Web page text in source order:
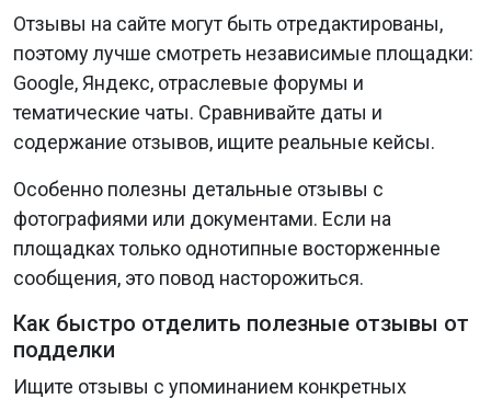
Отзывы на сайте могут быть отредактированы,
поэтому лучше смотреть независимые площадки:
Google, Яндекс, отраслевые форумы и
тематические чаты. Сравнивайте даты и
содержание отзывов, ищите реальные кейсы.
Особенно полезны детальные отзывы с
фотографиями или документами. Если на
площадках только однотипные восторженные
сообщения, это повод насторожиться.
Как быстро отделить полезные отзывы от
подделки
Ищите отзывы с упоминанием конкретных